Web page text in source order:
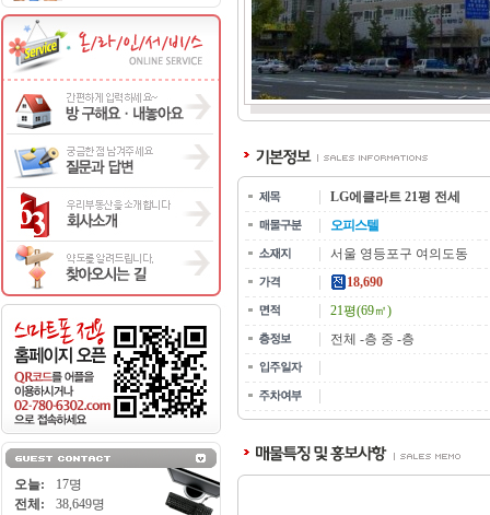
오늘:
17명
전체:
38,649명
LG에클라트 21평 전세
오피스텔
서울 영등포구 여의도동
18,690
21평(69㎡)
전체 -층 중 -층